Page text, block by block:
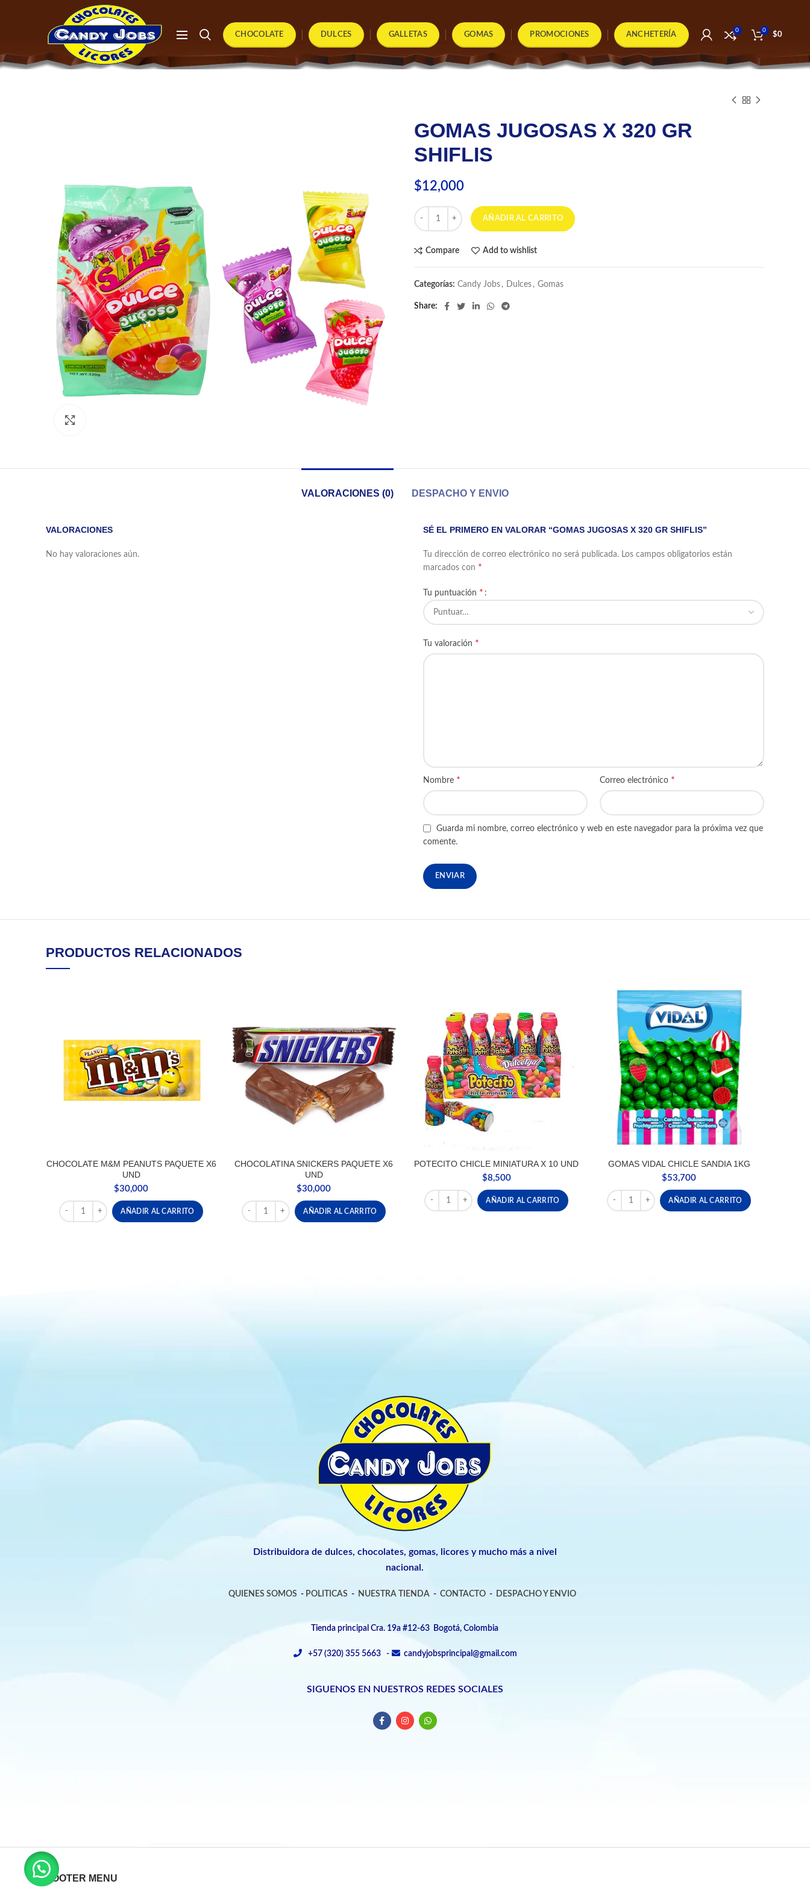
CHOCOLATE DULCES GALLETAS GOMAS PROMOCIONES ANCHETERÍA
0 0
$0
GOMAS JUGOSAS X 320 GR
SHIFLIS
$12,000
GOMAS JUGOSAS X 320 GR SHIFLIS cantidad
AÑADIR AL CARRITO
Compare Add to wishlist
Categorías: Candy Jobs , Dulces , Gomas
Share
VALORACIONES (0) DESPACHO Y ENVIO
VALORACIONES
No hay valoraciones aún.
SÉ EL PRIMERO EN VALORAR “GOMAS JUGOSAS X 320 GR SHIFLIS”
Tu dirección de correo electrónico no será publicada. Los campos obligatorios están
marcados con *
Tu puntuación *
Tu valoración *
Nombre * Correo electrónico *
Guarda mi nombre, correo electrónico y web en este navegador para la próxima vez que
comente.
PRODUCTOS RELACIONADOS
CHOCOLATE M&M PEANUTS PAQUETE X6
UND
$30,000
CHOCOLATE M&M PEANUTS PAQUETE X6 UND cantidad
AÑADIR AL CARRITO
CHOCOLATINA SNICKERS PAQUETE X6
UND
$30,000
CHOCOLATINA SNICKERS PAQUETE X6 UND cantidad
AÑADIR AL CARRITO
POTECITO CHICLE MINIATURA X 10 UND
$8,500
POTECITO CHICLE MINIATURA X 10 UND cantidad
AÑADIR AL CARRITO
GOMAS VIDAL CHICLE SANDIA 1KG
$53,700
GOMAS VIDAL CHICLE SANDIA 1KG cantidad
AÑADIR AL CARRITO
Distribuidora de dulces, chocolates, gomas, licores y mucho más a nivel
nacional.
QUIENES SOMOS - POLITICAS - NUESTRA TIENDA- CONTACTO- DESPACHO Y ENVIO
Tienda principal Cra. 19a #12-63 Bogotá, Colombia
+57 (320) 355 5663 - candyjobsprincipal@gmail.com
SIGUENOS EN NUESTROS REDES SOCIALES
FOOTER MENU